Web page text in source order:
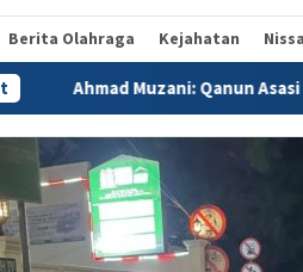
Berita Olahraga Kejahatan
Muzani: Qanun Asasi NU